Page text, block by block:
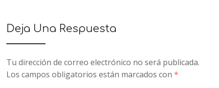
Deja Una Respuesta
Tu dirección de correo electrónico no será publicada.
Los campos obligatorios están marcados con*